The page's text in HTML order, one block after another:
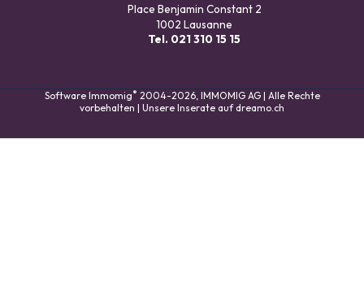
Place Benjamin Constant 2
1002 Lausanne
Tel. 021 310 15 15
Software Immomig® 2004-2026, IMMOMIG AG | Alle Rechte
vorbehalten | Unsere Inserate auf dreamo.ch